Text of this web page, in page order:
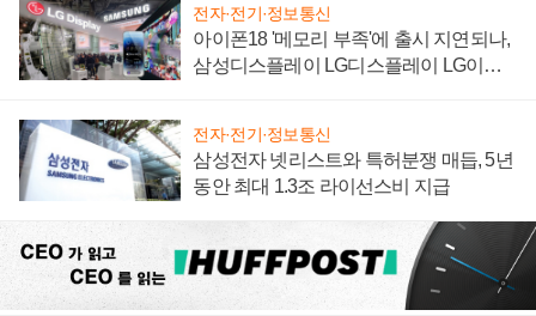
전자·전기·정보통신
아이폰18 '메모리 부족'에 출시 지연되나,
삼성디스플레이 LG디스플레이 LG이노
전자·전기·정보통신
삼성전자 넷리스트와 특허분쟁 매듭, 5년
동안 최대 1.3조 라이선스비 지급